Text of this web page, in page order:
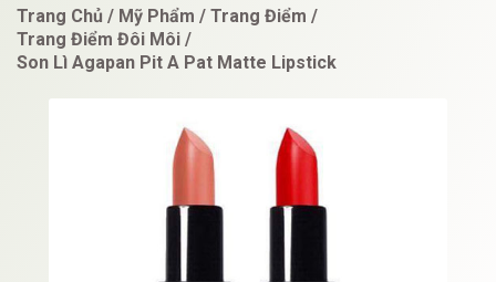
Trang Chủ Mỹ Phẩm
Trang Điểm
Trang Điểm Đôi Môi
Son Lì Agapan Pit A Pat Matte Lipstick